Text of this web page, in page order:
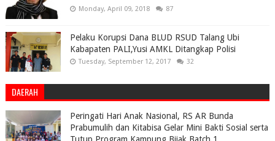
Monday, April 09, 2018 87
Pelaku Korupsi Dana BLUD RSUD Talang Ubi
Kabapaten PALI,Yusi AMKL Ditangkap Polisi
Tuesday, September 12, 2017 32
DAERAH
Peringati Hari Anak Nasional, RS AR Bunda
Prabumulih dan Kitabisa Gelar Mini Bakti Sosial serta